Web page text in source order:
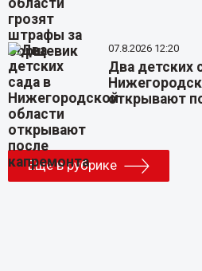
07.8.2026 12:20
Два детских
открывают
Еще в рубрике